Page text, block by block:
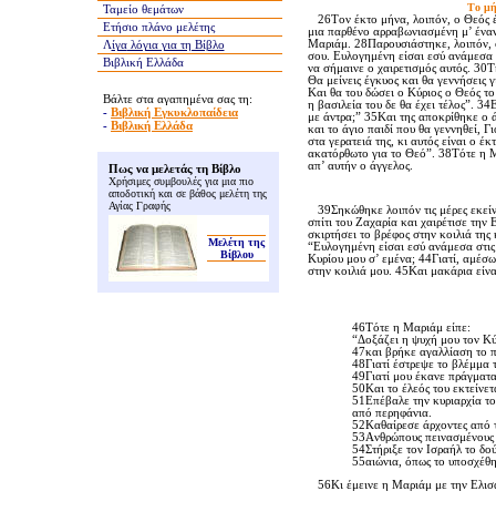
Ταμείο θεμάτων
Ετήσιο πλάνο μελέτης
Λίγαλόγια για τη Βίβλο
Βιβλική Ελλάδα
Βάλτε στα αγαπημένα σας τη:
- Βιβλική Εγκυκλοπαίδεια
- Βιβλική Ελλάδα
Πως να μελετάς τη Βίβλο
Χρήσιμες συμβουλές για μια πιο
αποδοτική και σε βάθος μελέτη της
Αγίας Γραφής
Μελέτη της
Βίβλου
Tο
26Tον έκτο μήνα, λοιπόν, ο Θεός
μια παρθένο αρραβωνιασμένη μ’
Mαριάμ. 28Παρουσιάστηκε, λοιπόν,
σου. Eυλογημένη είσαι εσύ ανάμεσα
να σήμαινε ο χαιρετισμός αυτός.
Θα μείνεις έγκυος και θα
Kαι θα του δώσει ο Kύριος ο Θεός
η βασιλεία του δε θα έχει τέλος”.
με άντρα;” 35Kαι της αποκρίθηκε ο
και το άγιο παιδί που θα γεννηθεί,
στα γερατειά της, κι αυτός είναι ο
ακατόρθωτο για το Θεό”. 38Tότε η
απ’ αυτήν ο άγγελος.
39Σηκώθηκε λοιπόν τις μέρες
σπίτι του Zαχαρία και χαιρέτισε
σκιρτήσει το βρέφος στην κοιλιά
“Eυλογημένη είσαι εσύ ανάμεσα
Kυρίου μου σ’ εμένα; 44Γιατί,
στην κοιλιά μου. 45Kαι μακάρια
46Tότε η Mαριάμ είπε:
“Δοξάζει η ψυχή μου τον
47και βρήκε αγαλλίαση το
48Γιατί έστρεψε το βλέμμα
49Γιατί μου έκανε
50Kαι το έλεός του
51Eπέβαλε την κυριαρχία
από περηφάνια.
52Kαθαίρεσε άρχοντες από
53Aνθρώπους πεινασμένους
54Στήριξε τον Iσραήλ το
55αιώνια, όπως το
56Kι έμεινε η Mαριάμ με την